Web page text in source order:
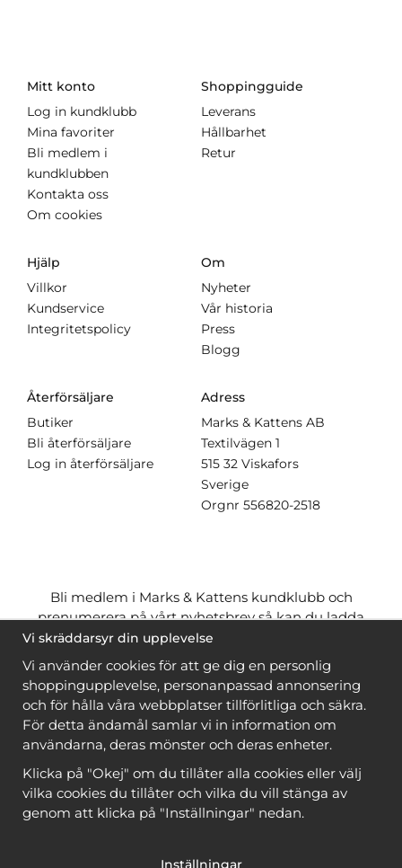
Mitt konto
Log in kundklubb
Mina favoriter
Bli medlem i
kundklubben
Kontakta oss
Om cookies
Shoppingguide
Leverans
Hållbarhet
Retur
Hjälp
Villkor
Kundservice
Integritetspolicy
Om
Nyheter
Vår historia
Press
Blogg
Återförsäljare
Butiker
Bli återförsäljare
Log in återförsäljare
Adress
Marks & Kattens AB
Textilvägen 1
515 32 Viskafors
Sverige
Orgnr 556820-2518
Bli medlem i Marks & Kattens kundklubb och
prenumerera på vårt nyhetsbrev så kan du ladda
ner många mönstergratisoch få många
när du handlar garn till mönstret. Du ser vilka som
är
gratis när du är inloggad
Bli medlem
Copyright © 2026, Marks & Kattens AB
Vi skräddarsyr din upplevelse
Vi använder cookies för att ge dig en personlig
shoppingupplevelse, personanpassad annonsering
och för hålla våra webbplatser tillförlitliga och säkra.
För detta ändamål samlar vi in information om
användarna, deras mönster och deras enheter.
Klicka på "Okej" om du tillåter alla cookies eller välj
vilka cookies du tillåter och vilka du vill stänga av
genom att klicka på "Inställningar" nedan.
Inställningar